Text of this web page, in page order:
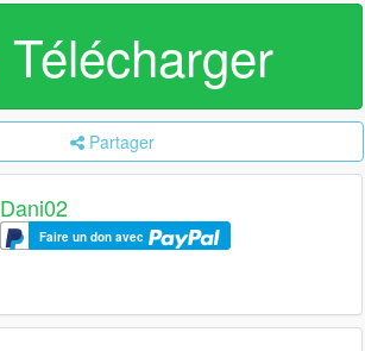
Télécharger
Partager
Dani02
Faire un don avec